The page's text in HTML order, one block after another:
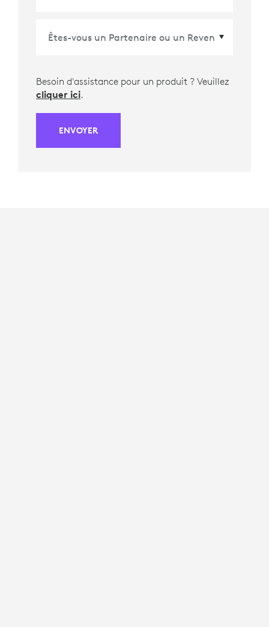
Besoin d'assistance pour un produit ? Veuillez
cliquer ici.
ENVOYER